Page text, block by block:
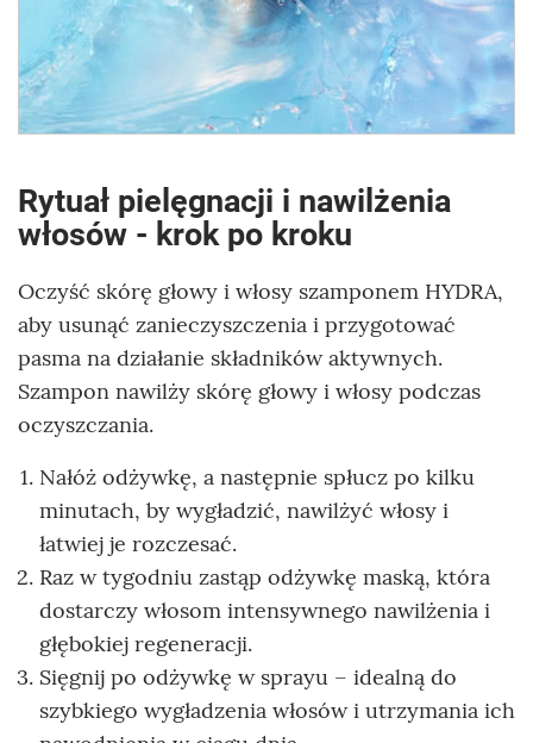
Rytuał pielęgnacji i nawilżenia
włosów - krok po kroku
Oczyść skórę głowy i włosy szamponem HYDRA,
aby usunąć zanieczyszczenia i przygotować
pasma na działanie składników aktywnych.
Szampon nawilży skórę głowy i włosy podczas
oczyszczania.
Nałóż odżywkę, a następnie spłucz po kilku
minutach, by wygładzić, nawilżyć włosy i
łatwiej je rozczesać.
Raz w tygodniu zastąp odżywkę maską, która
dostarczy włosom intensywnego nawilżenia i
głębokiej regeneracji.
Sięgnij po odżywkę w sprayu – idealną do
szybkiego wygładzenia włosów i utrzymania ich